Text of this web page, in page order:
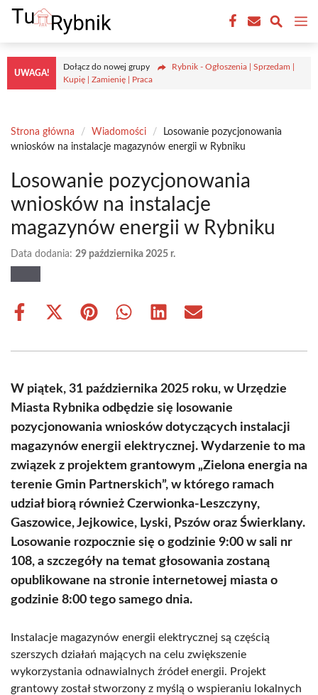
Przejdź
treści
UWAGA!
Dołącz do nowej grupy
Rybnik - Ogłoszenia | Sprzedam |
Kupię | Zamienię | Praca
Strona główna / Wiadomości /
Losowanie pozycjonowania
wniosków na instalacje magazynów energii w Rybniku
Losowanie pozycjonowania
wniosków na instalacje
magazynów energii w Rybniku
Data dodania: 29 października 2025 r.
Share
Share
(Twitter)
Share Share Share Share
W piątek, 31 października 2025 roku, w Urzędzie
Miasta Rybnika odbędzie się losowanie
pozycjonowania wniosków dotyczących instalacji
magazynów energii elektrycznej. Wydarzenie to ma
związek z projektem grantowym „Zielona energia na
terenie Gmin Partnerskich”, w którego ramach
udział biorą również Czerwionka-Leszczyny,
Gaszowice, Jejkowice, Lyski, Pszów oraz Świerklany.
Losowanie rozpocznie się o godzinie 9:00 w sali nr
108, a szczegóły na temat głosowania zostaną
opublikowane na stronie internetowej miasta o
godzinie 8:00 tego samego dnia.
Instalacje magazynów energii elektrycznej są częścią
szerszych działań mających na celu zwiększenie
wykorzystania odnawialnych źródeł energii. Projekt
grantowy został stworzony z myślą o wspieraniu lokalnych